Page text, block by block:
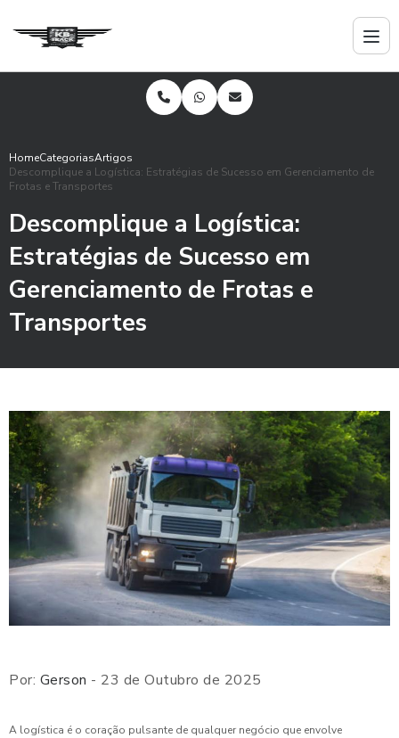
HomeCategoriasArtigos
Descomplique a Logística: Estratégias de Sucesso em Gerenciamento de
Frotas e Transportes
Descomplique a Logística:
Estratégias de Sucesso em
Gerenciamento de Frotas e
Transportes
Por: Gerson - 23 de Outubro de 2025
A logística é o coração pulsante de qualquer negócio que envolve